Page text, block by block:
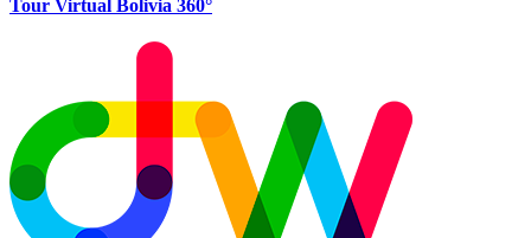
Tour Virtual Bolivia 360°